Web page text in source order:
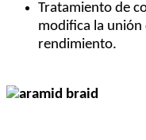
Tratamiento de
modifica la
rendimiento.